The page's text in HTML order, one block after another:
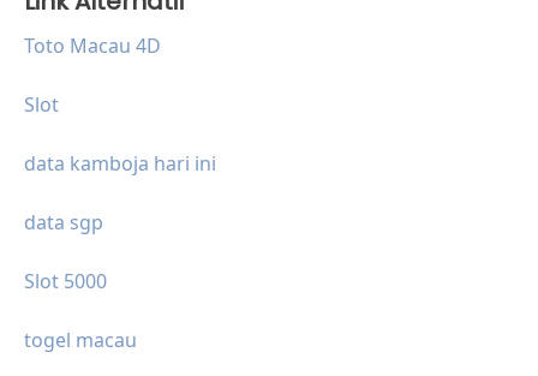
Toto Macau 4D
Slot
data kamboja hari ini
data sgp
Slot 5000
togel macau